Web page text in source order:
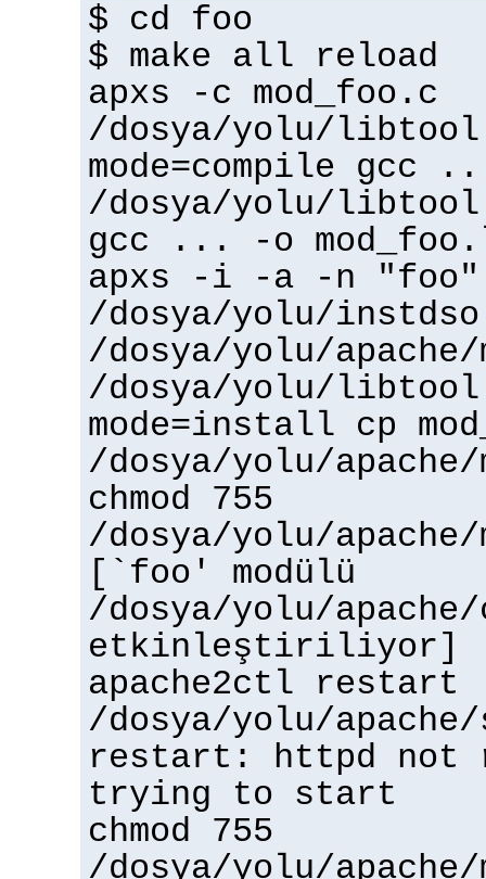
$ cd foo
$ make all reload
apxs -c mod_foo.c
/dosya/yolu/
mode=compile gcc
/dosya/yolu/libtool
gcc ... -o
apxs -i -a -n "foo"
/dosya/yolu/
/dosya/yolu/apache/
/dosya/yolu/
mode=install cp
/dosya/yolu/
chmod 755
/dosya/yolu/apache/
[`foo' modülü
/dosya/yolu/
etkinleştiriliyor]
apache2ctl restart
/dosya/yolu/
restart: httpd not
trying to start
chmod 755
/dosya/yolu/apache/